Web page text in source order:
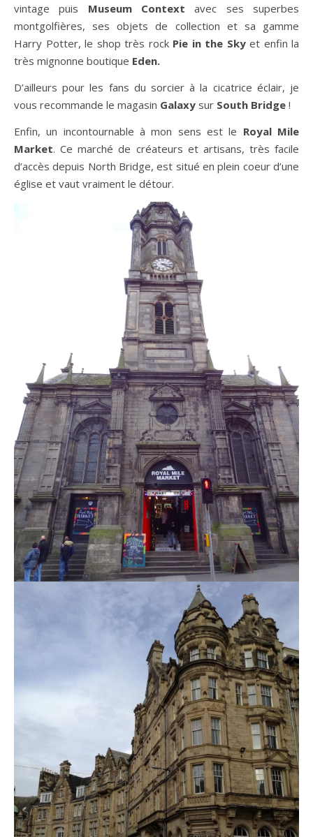
vintage puis Museum Context avec ses superbes
montgolfières, ses objets de collection et sa gamme
Harry Potter, le shop très rock Pie in the Skyet enfin la
très mignonne boutique Eden.
D’ailleurs pour les fans du sorcier à la cicatrice éclair, je
vous recommande le magasin Galaxy sur South Bridge !
Enfin, un incontournable à mon sens est le Royal Mile
Market. Ce marché de créateurs et artisans, très facile
d’accès depuis North Bridge, est situé en plein coeur d’une
église et vaut vraiment le détour.